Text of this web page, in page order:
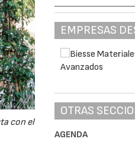
con el
EMPRESAS
OTRAS
AGENDA